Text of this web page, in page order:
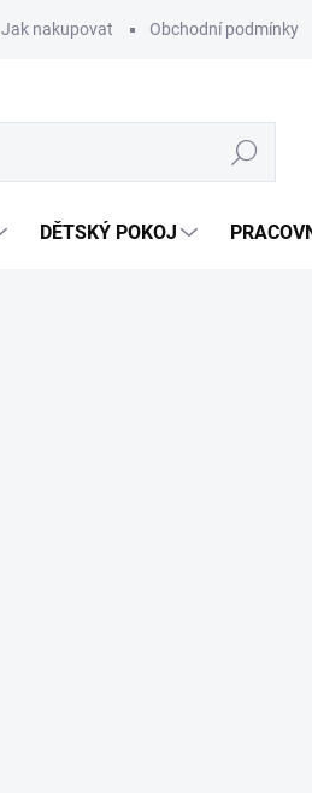
Jak nakupovat Obchodní podmínky
Hledat
DĚTSKÝ POKOJ